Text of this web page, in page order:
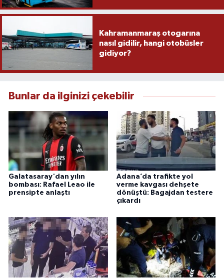
Kahramanmaraş otogarına
nasıl gidilir, hangi otobüsler
gidiyor?
Bunlar da ilginizi çekebilir
Galatasaray'dan yılın
bombası: Rafael Leao ile
prensipte anlaştı
Adana’da trafikte yol
verme kavgası dehşete
dönüştü: Bagajdan testere
çıkardı